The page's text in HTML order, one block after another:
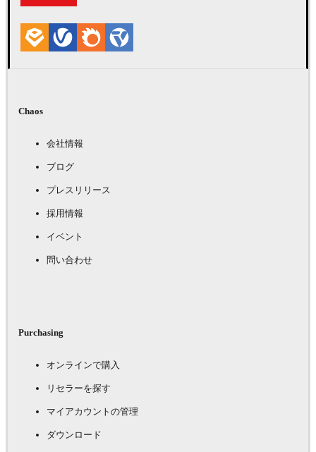
Chaos
会社情報
ブログ
プレスリリース
採用情報
イベント
問い合わせ
Purchasing
オンラインで購入
リセラーを探す
マイアカウントの管理
ダウンロード